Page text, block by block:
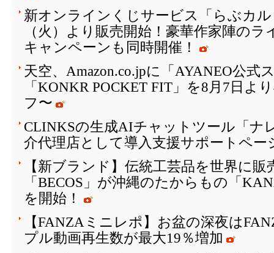
新オンラインくじサービス「らぶカ
（火）より販売開始！豪華作家陣の
キャンペーンも同時開催！
天空、Amazon.co.jpに「AYANEO公式
「KONKR POCKET FIT」を8月7日よ
フ〜
CLINKSの生成AIチャットツール「ナ
介代理店として導入支援サポートペー
【新ブランド】伝統工芸品を世界に販
「BECOS」が沖縄のたからもの「
を開始！
【FANZAミニレポ】お盆の深夜は
プル動画再生数が最大19％増加